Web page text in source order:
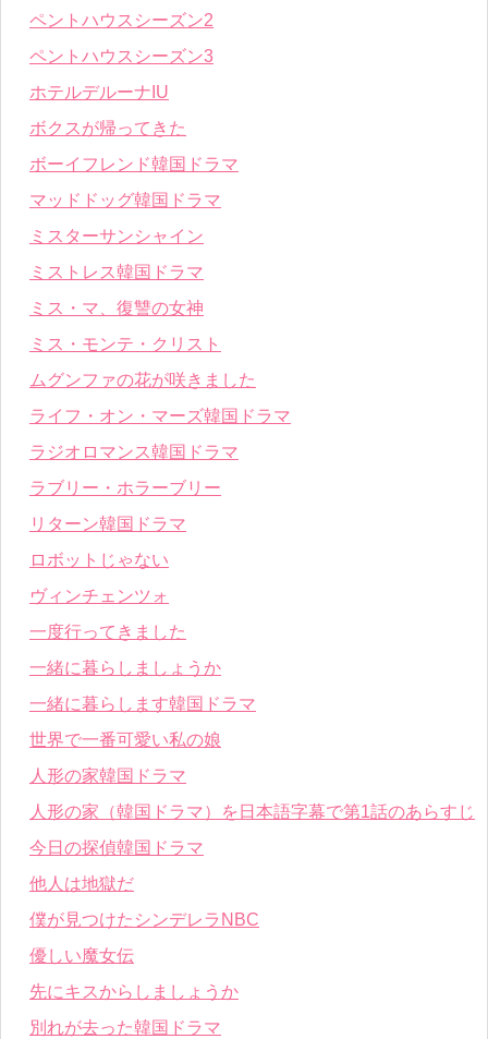
ペントハウスシーズン2
ペントハウスシーズン3
ホテルデルーナIU
ボクスが帰ってきた
ボーイフレンド韓国ドラマ
マッドドッグ韓国ドラマ
ミスターサンシャイン
ミストレス韓国ドラマ
ミス・マ、復讐の女神
ミス・モンテ・クリスト
ムグンファの花が咲きました
ライフ・オン・マーズ韓国ドラマ
ラジオロマンス韓国ドラマ
ラブリー・ホラーブリー
リターン韓国ドラマ
ロボットじゃない
ヴィンチェンツォ
一度行ってきました
一緒に暮らしましょうか
一緒に暮らします韓国ドラマ
世界で一番可愛い私の娘
人形の家韓国ドラマ
人形の家（韓国ドラマ）を日本語字幕で第1話のあらすじ
今日の探偵韓国ドラマ
他人は地獄だ
僕が見つけたシンデレラNBC
優しい魔女伝
先にキスからしましょうか
別れが去った韓国ドラマ